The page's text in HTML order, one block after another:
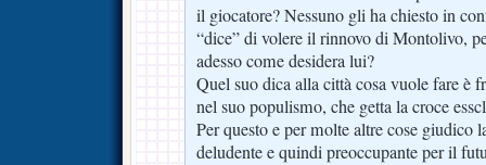
il giocatore? Nessuno gli ha chiesto in
“dice” di volere il rinnovo di Montolivo,
adesso come desidera lui?
Quel suo dica alla città cosa vuole fare è
nel suo populismo, che getta la croce
Per questo e per molte altre cose giudico
deludente e quindi preoccupante per il